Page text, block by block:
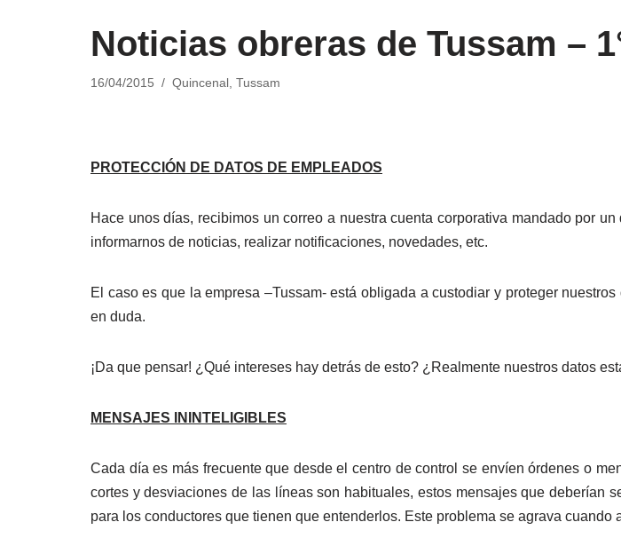
Noticias obreras de Tussam –
16/04/2015 Quincenal Tussam
PROTECCIÓN DE DATOS DE EMPLEADOS
Hace unos días, recibimos un correo a nuestra cuenta corporativa mandado por
informarnos de noticias, realizar notificaciones, novedades, etc.
El caso es que la empresa –Tussam- está obligada a custodiar y proteger
en duda.
¡Da que pensar! ¿Qué intereses hay detrás de esto? ¿Realmente nuestros datos
MENSAJES ININTELIGIBLES
Cada día es más frecuente que desde el centro de control se envíen órdenes o
cortes y desviaciones de las líneas son habituales, estos mensajes que deberían
para los conductores que tienen que entenderlos. Este problema se agrava